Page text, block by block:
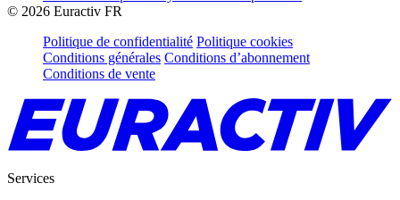
© 2026 Euractiv FR
Politique de confidentialité Politique cookies
Conditions générales Conditions d’abonnement
Conditions de vente
Services